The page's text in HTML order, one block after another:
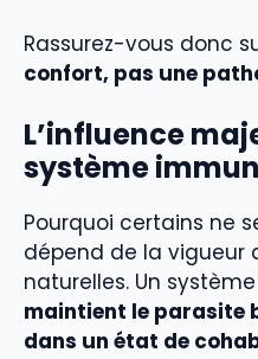
Rassurez-vous donc
confort, pas une
L’influence
système
Pourquoi certains ne
dépend de la vigueur
naturelles. Un
maintient le parasite
dans un état de